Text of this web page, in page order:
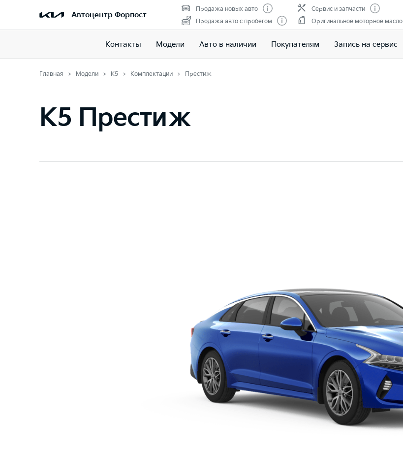
Автоцентр Форпост
Продажа новых авто
Продажа авто с пробегом
Сервис и запчасти
Оригинальное моторное масло
Контакты Модели Авто в наличии Покупателям Запись на сервис
Главная Модели K5 Комплектации Престиж
K5 Престиж